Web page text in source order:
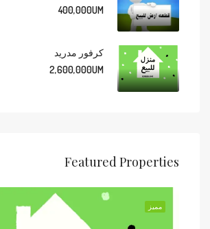
400,000UM
كرفور مدريد
2,600,000UM
Featured Properties
مميز